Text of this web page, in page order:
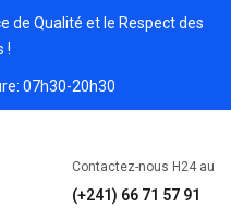
de Qualité et le Respect des
!
07h30-20h30
Contactez-nous H24 au
(+241) 66 71 57 91